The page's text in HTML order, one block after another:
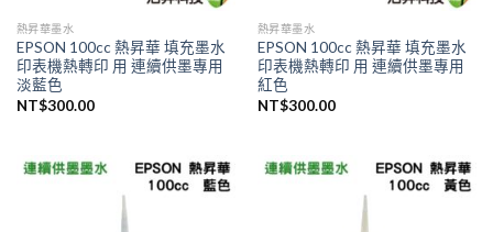
熱昇華墨水
EPSON 100cc 熱昇華 填充墨水
印表機熱轉印 用 連續供墨專用
淡藍色
NT$300.00
熱昇華墨水
EPSON 100cc 熱昇華 填充墨水
印表機熱轉印 用 連續供墨專用
紅色
NT$300.00